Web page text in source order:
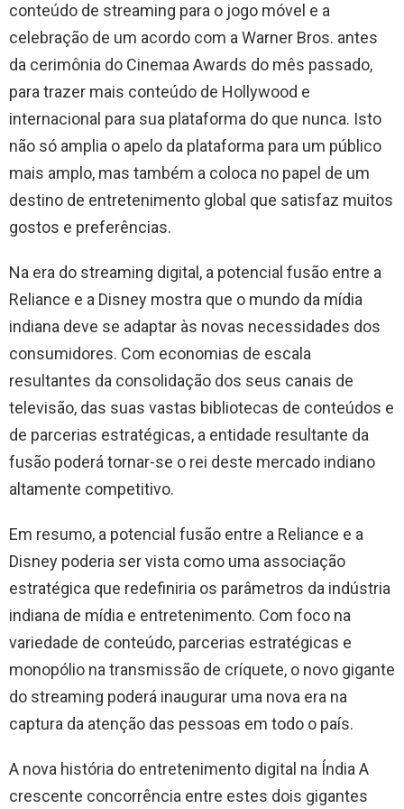
conteúdo de streaming para o jogo móvel e a
celebração de um acordo com a Warner Bros. antes
da cerimônia do Cinemaa Awards do mês passado,
para trazer mais conteúdo de Hollywood e
internacional para sua plataforma do que nunca. Isto
não só amplia o apelo da plataforma para um público
mais amplo, mas também a coloca no papel de um
destino de entretenimento global que satisfaz muitos
gostos e preferências.
Na era do streaming digital, a potencial fusão entre a
Reliance e a Disney mostra que o mundo da mídia
indiana deve se adaptar às novas necessidades dos
consumidores. Com economias de escala
resultantes da consolidação dos seus canais de
televisão, das suas vastas bibliotecas de conteúdos e
de parcerias estratégicas, a entidade resultante da
fusão poderá tornar-se o rei deste mercado indiano
altamente competitivo.
Em resumo, a potencial fusão entre a Reliance e a
Disney poderia ser vista como uma associação
estratégica que redefiniria os parâmetros da indústria
indiana de mídia e entretenimento. Com foco na
variedade de conteúdo, parcerias estratégicas e
monopólio na transmissão de críquete, o novo gigante
do streaming poderá inaugurar uma nova era na
captura da atenção das pessoas em todo o país.
A nova história do entretenimento digital na Índia A
crescente concorrência entre estes dois gigantes